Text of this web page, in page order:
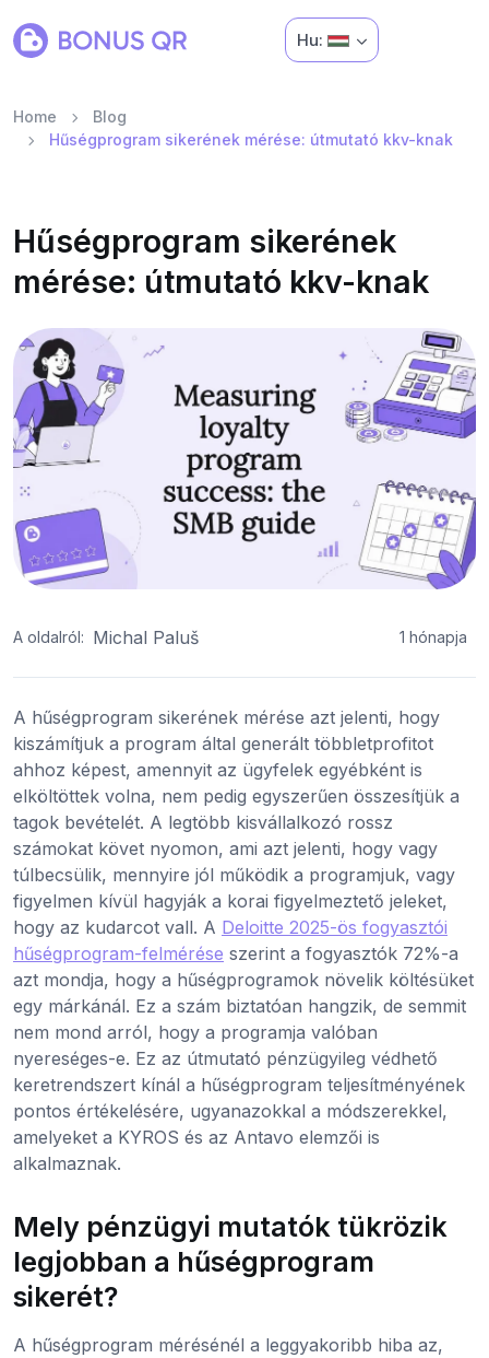
Hu:
Home
Blog
Hűségprogram sikerének mérése: útmutató kkv-knak
Hűségprogram sikerének
mérése: útmutató kkv-knak
A oldalról: Michal Paluš 1 hónapja
A hűségprogram sikerének mérése azt jelenti, hogy
kiszámítjuk a program által generált többletprofitot
ahhoz képest, amennyit az ügyfelek egyébként is
elköltöttek volna, nem pedig egyszerűen összesítjük a
tagok bevételét. A legtöbb kisvállalkozó rossz
számokat követ nyomon, ami azt jelenti, hogy vagy
túlbecsülik, mennyire jól működik a programjuk, vagy
figyelmen kívül hagyják a korai figyelmeztető jeleket,
hogy az kudarcot vall. A Deloitte 2025-ös fogyasztói
hűségprogram-felmérése szerint a fogyasztók 72%-a
azt mondja, hogy a hűségprogramok növelik költésüket
egy márkánál. Ez a szám biztatóan hangzik, de semmit
nem mond arról, hogy a programja valóban
nyereséges-e. Ez az útmutató pénzügyileg védhető
keretrendszert kínál a hűségprogram teljesítményének
pontos értékelésére, ugyanazokkal a módszerekkel,
amelyeket a KYROS és az Antavo elemzői is
alkalmaznak.
Mely pénzügyi mutatók tükrözik
legjobban a hűségprogram
sikerét?
A hűségprogram mérésénél a leggyakoribb hiba az,